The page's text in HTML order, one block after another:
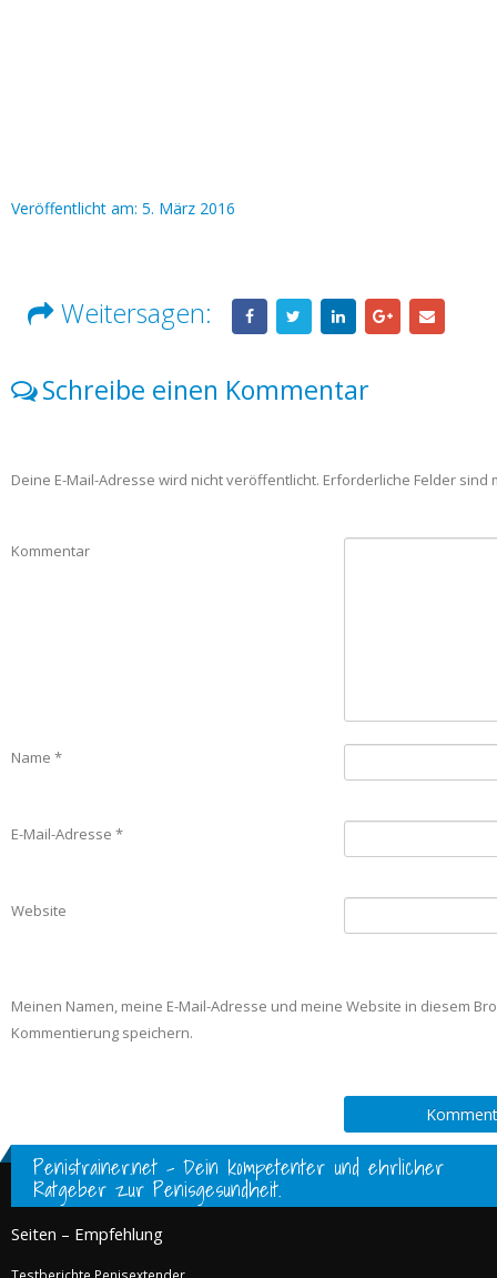
Veröffentlicht am: 5. März 2016
Weitersagen:
Schreibe einen Kommentar
Deine E-Mail-Adresse wird nicht veröffentlicht. Erforderliche Felder sind
Kommentar
Name *
E-Mail-Adresse *
Website
Meinen Namen, meine E-Mail-Adresse und meine Website in diesem
Kommentierung speichern.
Penistrainer.net - Dein kompetenter und ehrlicher
Ratgeber zur Penisgesundheit.
Seiten – Empfehlung